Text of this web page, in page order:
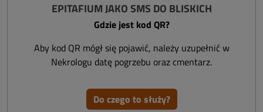
EPITAFIUM JAKO SMS DO BLISKICH
Gdzie jest kod QR?
Aby kod QR mógł się pojawić, należy uzupełnić w
Nekrologu datę pogrzebu oraz cmentarz.
Do czego to służy?